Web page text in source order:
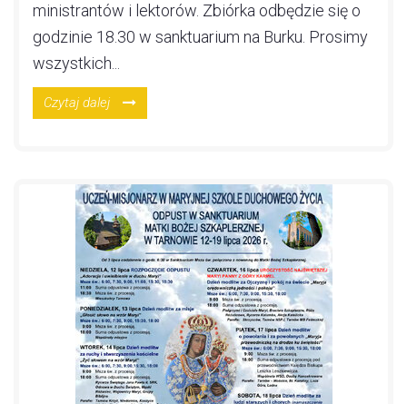
ministrantów i lektorów. Zbiórka odbędzie się o
godzinie 18.30 w sanktuarium na Burku. Prosimy
wszystkich...
Czytaj dalej